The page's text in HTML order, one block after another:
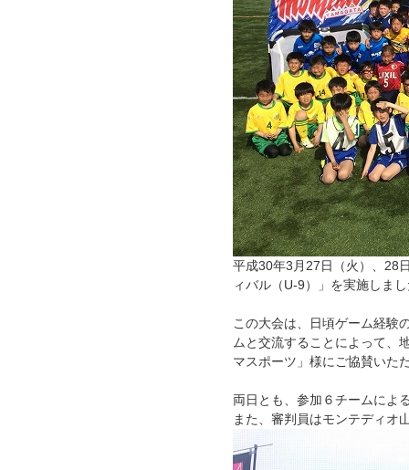
平成30年3月27日（火）、28
ィバル（U-9）」を実施しま
この大会は、日頃ゲーム経験
ムと交流することによって
マスポーツ」様にご協賛いた
両日とも、参加６チームによ
また、審判員はモンテディオ